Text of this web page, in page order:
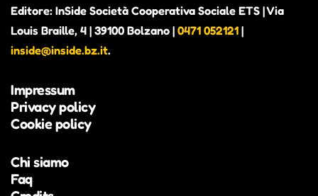
Editore: InSide Società Cooperativa Sociale ETS | Via
Louis Braille, 4 | 39100 Bolzano | 0471 052121 |
inside@inside.bz.it.
Impressum
Privacy policy
Cookie policy
Chi siamo
Faq